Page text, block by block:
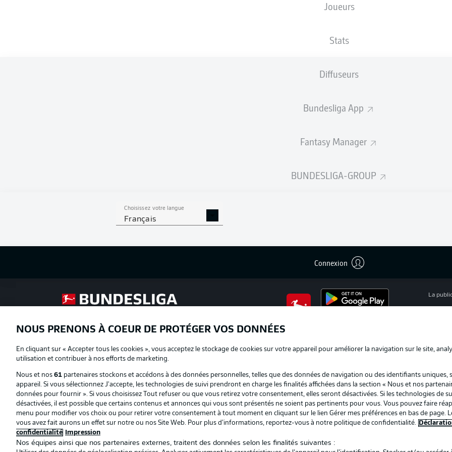
Joueurs
Stats
Diffuseurs
Bundesliga App
Fantasy Manager
BUNDESLIGA-GROUP
Choisissez votre langue
Français
Connexion
Publicité
La
NOUS PRENONS À COEUR DE PROTÉGER VOS DONNÉES
En cliquant sur « Accepter tous les cookies », vous acceptez le stockage de cookies sur votre appareil pour améliorer la navigation sur le site,
utilisation et contribuer à nos efforts de marketing.
Nous et nos 61 partenaires stockons et accédons à des données personnelles, telles que des données de navigation ou des identifiants uniques,
appareil. Si vous sélectionnez J'accepte, les technologies de suivi prendront en charge les finalités affichées dans la section « Nous et nos
données pour fournir ». Si vous choisissez Tout refuser ou que vous retirez votre consentement, elles seront désactivées. Si les technologies de
désactivées, il est possible que certains contenus et annonces qui vous sont présentés ne soient pas pertinents pour vous. Vous pouvez faire
menu pour modifier vos choix ou pour retirer votre consentement à tout moment en cliquant sur le lien Gérer mes préférences en bas de page.
vous avez fait aurons un effet sur notre ou nos Site Web. Pour plus d’informations, reportez-vous à notre politique de confidentialité.
confidentialité
Impression
Nos équipes ainsi que nos partenaires externes, traitent des données selon les finalités suivantes :